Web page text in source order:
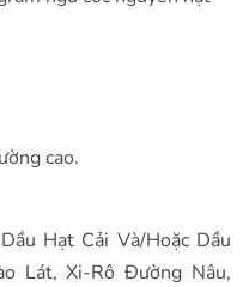
cao.
Hạt Cải Và/Hoặc Dầu
Lát, Xi-Rô Đường Nâu,